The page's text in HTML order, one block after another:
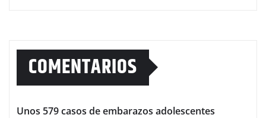
COMENTARIOS
Unos 579 casos de embarazos adolescentes